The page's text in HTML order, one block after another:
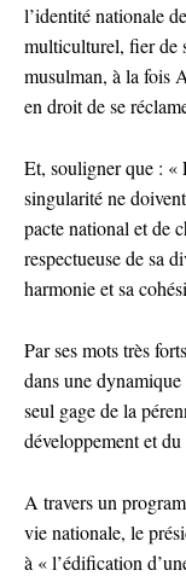
l’identité nationale
multiculturel, fier de
musulman, à la fois
en droit de se
Et, souligner que : «
singularité ne
pacte national et de
respectueuse de sa
harmonie et sa
Par ses mots très
dans une
seul gage de la
développement et
A travers un
vie nationale, le
à « l’édification